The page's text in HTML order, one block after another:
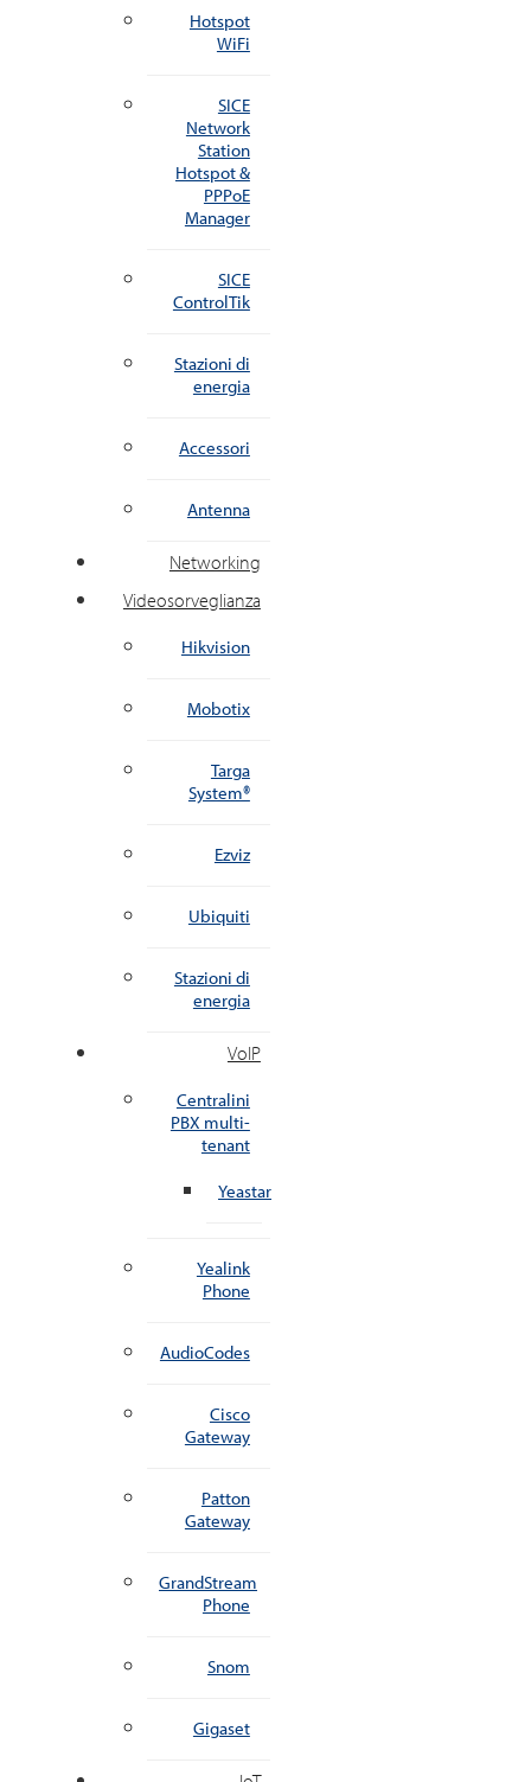
Hotspot
WiFi
SICE
Network
Station
Hotspot &
PPPoE
Manager
SICE
ControlTik
Stazioni di
energia
Accessori
Antenna
Networking
Videosorveglianza
Hikvision
Mobotix
Targa
System®
Ezviz
Ubiquiti
Stazioni di
energia
VoIP
Centralini
PBX multi-
tenant
Yeastar
Yealink
Phone
AudioCodes
Cisco
Gateway
Patton
Gateway
GrandStream
Phone
Snom
Gigaset